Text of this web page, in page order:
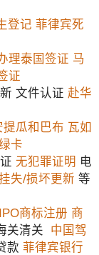
登记 菲律宾死
理泰国签证 马
证
文件认证 赴华
提瓜和巴布 瓦如
卡
无犯罪证明 电
失/损坏更新 等
IPO商标注册 商
关清关 中国驾
款 菲律宾银行